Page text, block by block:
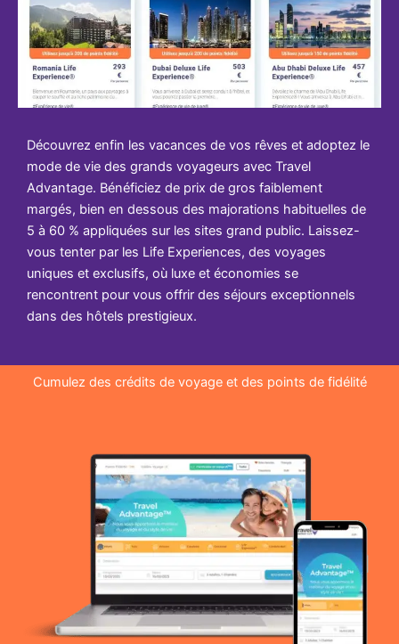
Découvrez enfin les vacances de vos rêves et adoptez le
mode de vie des grands voyageurs avec Travel
Advantage. Bénéficiez de prix de gros faiblement
margés, bien en dessous des majorations habituelles de
5 à 60 % appliquées sur les sites grand public. Laissez-
vous tenter par les Life Experiences, des voyages
uniques et exclusifs, où luxe et économies se
rencontrent pour vous offrir des séjours exceptionnels
dans des hôtels prestigieux.
Cumulez des crédits de voyage et des points de fidélité